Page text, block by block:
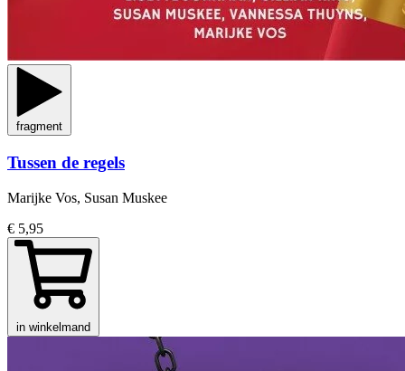
fragment
Tussen de regels
Marijke Vos, Susan Muskee
€ 5,95
in winkelmand